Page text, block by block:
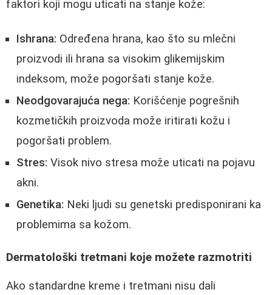
faktori koji mogu uticati na stanje kože:
Ishrana: Određena hrana, kao što su mlečni
proizvodi ili hrana sa visokim glikemijskim
indeksom, može pogoršati stanje kože.
Neodgovarajuća nega: Korišćenje pogrešnih
kozmetičkih proizvoda može iritirati kožu i
pogoršati problem.
Stres: Visok nivo stresa može uticati na pojavu
akni.
Genetika: Neki ljudi su genetski predisponirani ka
problemima sa kožom.
Dermatološki tretmani koje možete razmotriti
Ako standardne kreme i tretmani nisu dali